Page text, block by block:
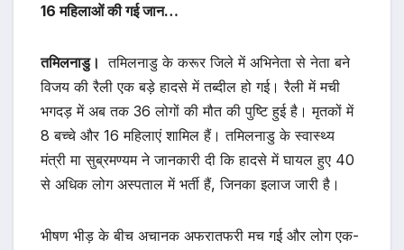
16 महिलाओं की गई जान…
तमिलनाडु। तमिलनाडु के करूर जिले में अभिनेता से नेता बने
विजय की रैली एक बड़े हादसे में तब्दील हो गई। रैली में मची
भगदड़ में अब तक 36 लोगों की मौत की पुष्टि हुई है। मृतकों में
8 बच्चे और 16 महिलाएं शामिल हैं। तमिलनाडु के स्वास्थ्य
मंत्री मा सुब्रमण्यम ने जानकारी दी कि हादसे में घायल हुए 40
से अधिक लोग अस्पताल में भर्ती हैं, जिनका इलाज जारी है।
भीषण भीड़ के बीच अचानक अफरातफरी मच गई और लोग एक-